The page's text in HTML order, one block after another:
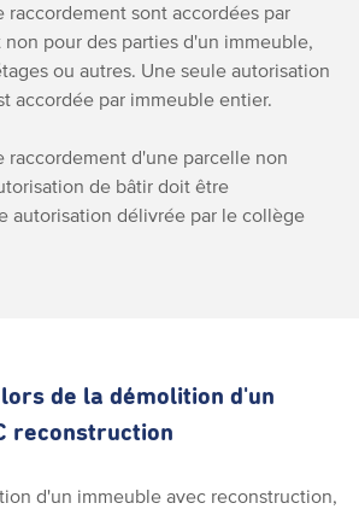
raccordement sont accordées par
pour des parties d'un immeuble,
ou autres. Une seule autorisation
accordée par immeuble entier.
raccordement d'une parcelle non
de bâtir doit être
autorisation délivrée par le collège
de la démolition d'un
reconstruction
d'un immeuble avec reconstruction,